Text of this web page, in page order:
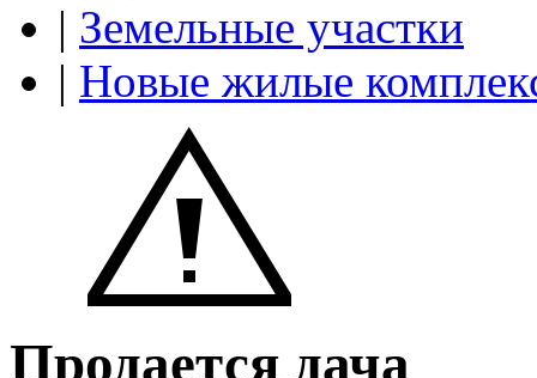
| Земельные участки
| Новые жилые
Продается дача